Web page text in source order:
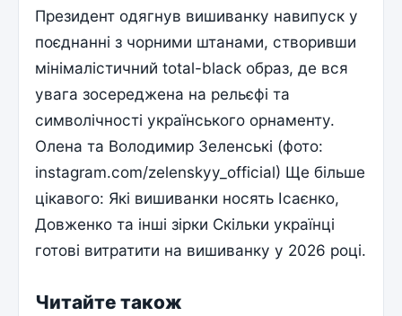
Президент одягнув вишиванку навипуск у
поєднанні з чорними штанами, створивши
мінімалістичний total-black образ, де вся
увага зосереджена на рельєфі та
символічності українського орнаменту.
Олена та Володимир Зеленські (фото:
instagram.com/zelenskyy_official) Ще більше
цікавого: Які вишиванки носять Ісаєнко,
Довженко та інші зірки Скільки українці
готові витратити на вишиванку у 2026 році.
Читайте також